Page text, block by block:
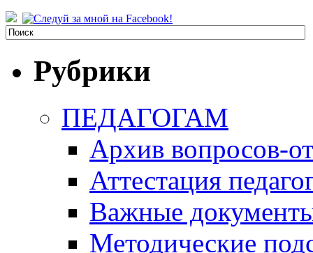
Рубрики
ПЕДАГОГАМ
Архив вопросов-
Аттестация
Важные
Методические